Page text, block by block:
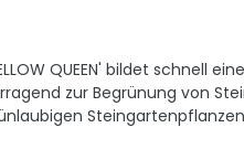
QUEEN' bildet schnell
zur Begrünung von